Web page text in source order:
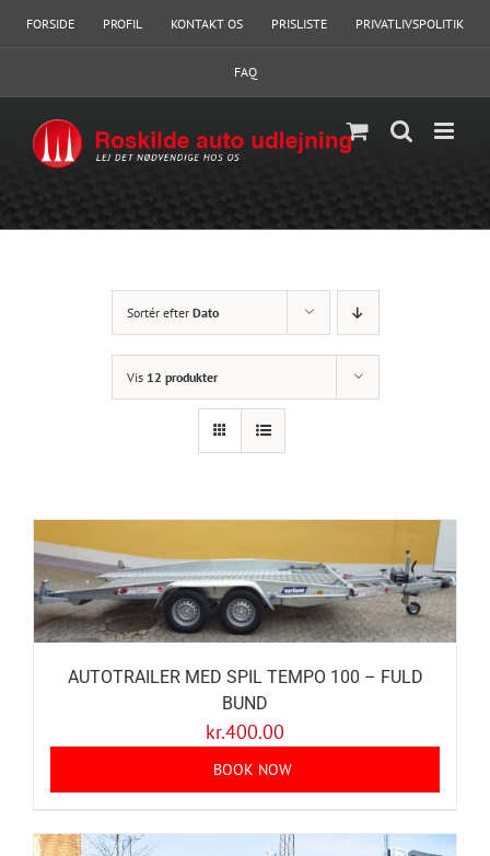
FORSIDE PROFIL KONTAKT OS PRISLISTE PRIVATLIVSPOLITIK
FAQ
Sortér efter Dato
Vis 12 produkter
AUTOTRAILER MED SPIL TEMPO 100 – FULD
BUND
kr.400.00
BOOK NOW